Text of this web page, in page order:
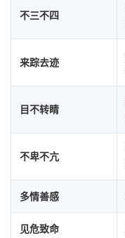
不三不四
来踪去迹
目不转睛
不卑不亢
多情善感
见危致命